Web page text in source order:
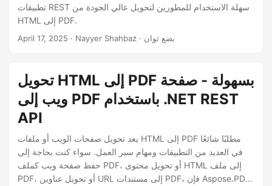
تطبيقات REST سهلة الاستخدام للمطورين لتحويل عالي الجودة من
HTML إلى PDF.
April 17, 2025 · Nayyer Shahbaz · بضع ثوان
تحويل HTML إلى PDF بسهولة - صفحة
ويب إلى PDF باستخدام .NET REST
API
يعد تحويل صفحات الويب أو ملفات HTML إلى PDF مطلبًا شائعًا
في العديد من التطبيقات ومهام سير العمل. سواء كنت بحاجة إلى
حفظ صفحة ويب كملف PDF، أو تحويل محتوى HTML إلى ملف
PDF، أو تحويل عناوين URL إلى مستندات PDF، فإن Aspose.PDF